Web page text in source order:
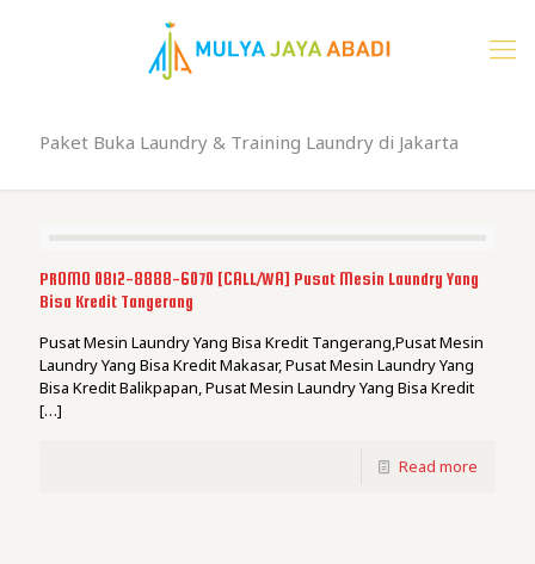
Paket Buka Laundry & Training Laundry di Jakarta
PROMO 0812-8888-6070 [CALL/WA] Pusat Mesin Laundry Yang
Bisa Kredit Tangerang
Pusat Mesin Laundry Yang Bisa Kredit Tangerang,Pusat Mesin
Laundry Yang Bisa Kredit Makasar, Pusat Mesin Laundry Yang
Bisa Kredit Balikpapan, Pusat Mesin Laundry Yang Bisa Kredit
[…]
Read more